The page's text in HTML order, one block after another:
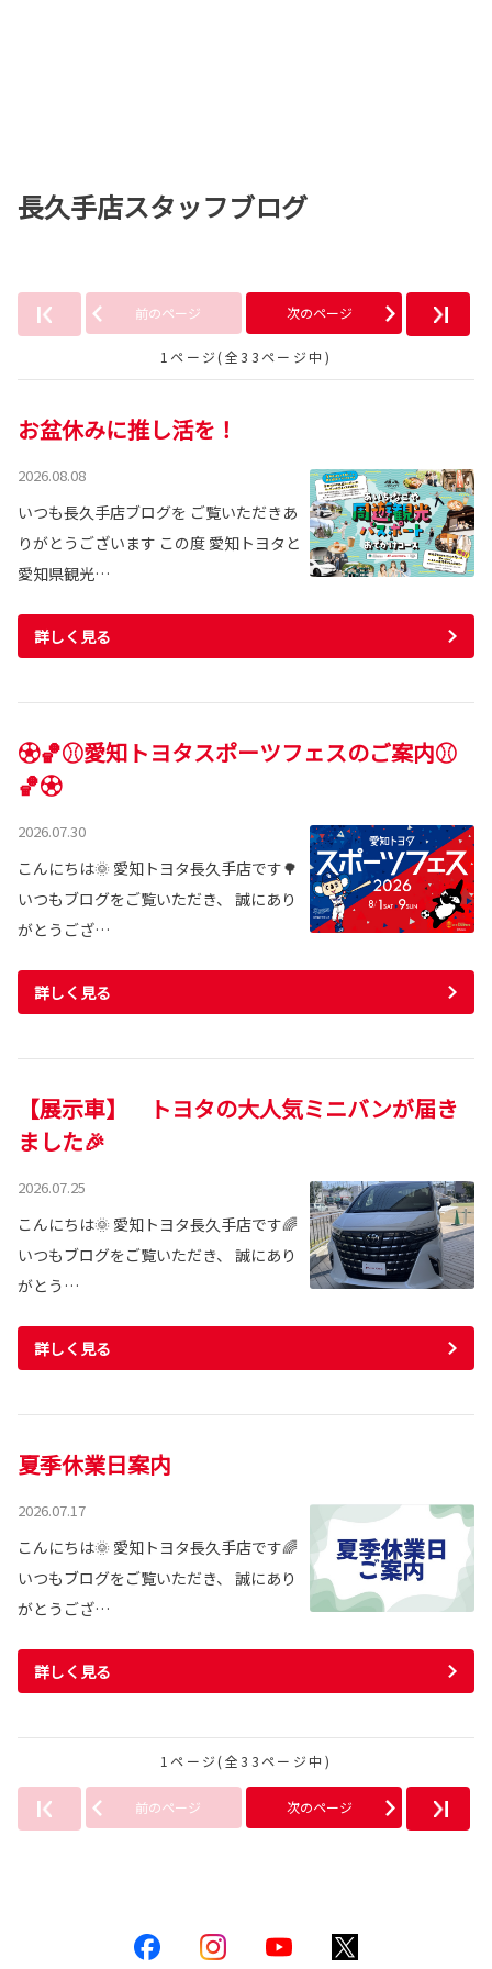
長久手店スタッフブログ
前のページ 次のページ
1ページ(全33ページ中)
お盆休みに推し活を！
2026.08.08
いつも長久手店ブログを ご覧いただきあ
りがとうございます この度 愛知トヨタと
愛知県観光…
詳しく見る
⚽🏀⚾愛知トヨタスポーツフェスのご案内⚾
🏀⚽
2026.07.30
こんにちは🌞 愛知トヨタ長久手店です🌳
いつもブログをご覧いただき、 誠にあり
がとうござ…
詳しく見る
【展示車】 トヨタの大人気ミニバンが届き
ました🎉
2026.07.25
こんにちは🌞 愛知トヨタ長久手店です🌈
いつもブログをご覧いただき、 誠にあり
がとう…
詳しく見る
夏季休業日案内
2026.07.17
こんにちは🌞 愛知トヨタ長久手店です🌈
いつもブログをご覧いただき、 誠にあり
がとうござ…
詳しく見る
1ページ(全33ページ中)
前のページ 次のページ